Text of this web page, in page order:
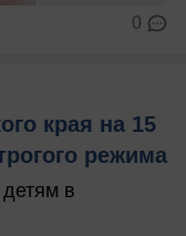
0
края на 15
режима
в